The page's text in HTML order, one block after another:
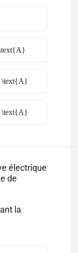
\text{A}
\text{A}
électrique
de
la